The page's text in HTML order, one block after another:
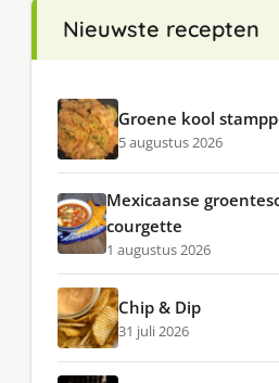
Nieuwste recepten
Groene kool
5 augustus 2026
Mexicaanse
courgette
1 augustus 2026
Chip & Dip
31 juli 2026